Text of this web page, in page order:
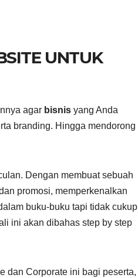
UNTUK
agar bisnis yang Anda
branding. Hingga mendorong
Dengan membuat sebuah
promosi, memperkenalkan
buku-buku tapi tidak cukup
ini akan dibahas step by step
dan Corporate ini bagi peserta,